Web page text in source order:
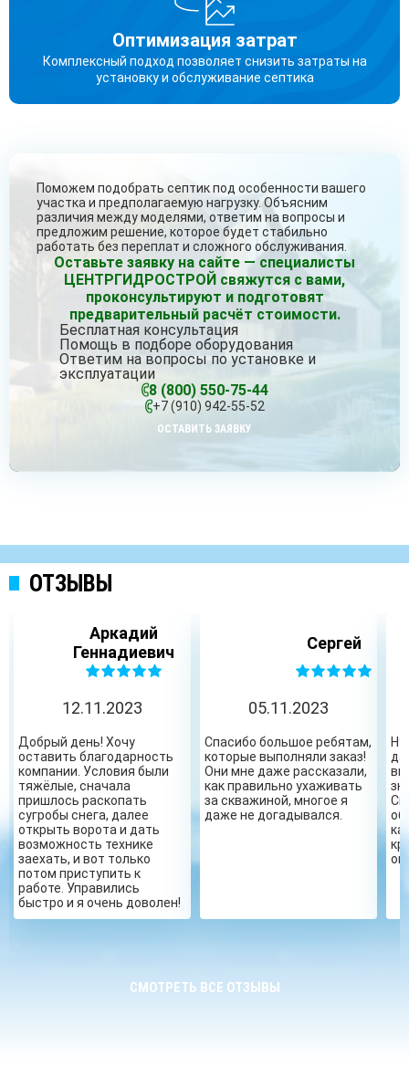
Оптимизация затрат
Комплексный подход позволяет снизить затраты на
установку и обслуживание септика
Поможем подобрать септик под особенности вашего
участка и предполагаемую нагрузку. Объясним
различия между моделями, ответим на вопросы и
предложим решение, которое будет стабильно
работать без переплат и сложного обслуживания.
Оставьте заявку на сайте — специалисты
ЦЕНТРГИДРОСТРОЙ свяжутся с вами,
проконсультируют и подготовят
предварительный расчёт стоимости.
Бесплатная консультация
Помощь в подборе оборудования
Ответим на вопросы по установке и
эксплуатации
8 (800) 550-75-44
+7 (910) 942-55-52
ОСТАВИТЬ ЗАЯВКУ
ОТЗЫВЫ
Аркадий
Геннадиевич
12.11.2023
Добрый день! Хочу
оставить благодарность
компании. Условия были
тяжёлые, сначала
пришлось раскопать
сугробы снега, далее
открыть ворота и дать
возможность технике
заехать, и вот только
потом приступить к
работе. Управились
быстро и я очень доволен!
Сергей
05.11.2023
Спасибо большое ребятам,
которые выполняли заказ!
Они мне даже рассказали,
как правильно ухаживать
за скважиной, многое я
даже не догадывался.
СМОТРЕТЬ ВСЕ ОТЗЫВЫ